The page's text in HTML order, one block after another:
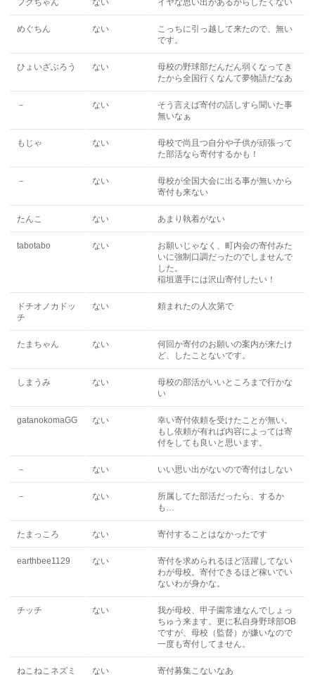
フクちゃん ない イヤな思い出があるからしたくない
めぐちん ない
こっちに引っ越して来たので、無い
です。
ひょいざぶろう ない
母校の野球部だんだん弱くなってき
たから全国行くなんて夢物語だなあ
－ ない
そう言えば寄付の話しすら聞いた事
無いなぁ
もじゃ ない
母校で尚且つ自分や子供が頑張って
た部活なら寄付するかも！
－ ない
母校が全国大会に出る事が無いから
寄付も来ない
たんこ ない あまり執着がない
tabotabo ない
お願いじゃなく、町内会の寄付みた
いに強制口調だったのでしませんで
した。
稲垣選手には沢山寄付したい！
ドチオノカドッ
チ
ない 頼まれたの人次第で
たまちゃん ない
何回か寄付のお願いの案内が来たけ
ど、したことないです。
しまうみ ない
母校の部活がいいところまで行かな
い
gatanokomaGG ない
幸い寄付依頼を受けたことが無い。
もし依頼が有れば内容によっては寄
付をしても良いと思います。
－ ない いい思い出がないので寄付はしない
－ ない
所属してた部活だったら、するか
も…
たまっころ ない 寄付することはなかったです
earthbee1129 ない
寄付を求められるほど活躍してない
わが母校。寄付できるほど稼いでい
ないわが身かな。
チッチ ない
我が母校、甲子園常連なんでしょっ
ちゅう来ます。更に私自身野球部OB
ですが、母校（監督）が嫌いなので
一度も寄付してません。
ねこねこネズミ ない 寄付募集こないなあ